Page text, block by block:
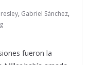
, Gabriel Sánchez,
fueron la